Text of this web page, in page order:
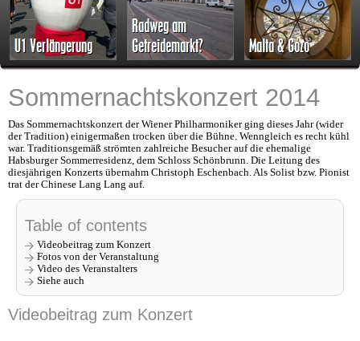
Sommernachtskonzert 2014
Das Sommernachtskonzert der Wiener Philharmoniker ging dieses Jahr (wider
der Tradition) einigermaßen trocken über die Bühne. Wenngleich es recht kühl
war. Traditionsgemäß strömten zahlreiche Besucher auf die ehemalige
Habsburger Sommerresidenz, dem Schloss Schönbrunn. Die Leitung des
diesjährigen Konzerts übernahm Christoph Eschenbach. Als Solist bzw. Pionist
trat der Chinese Lang Lang auf.
Table of contents
Videobeitrag zum Konzert
Fotos von der Veranstaltung
Video des Veranstalters
Siehe auch
Videobeitrag zum Konzert